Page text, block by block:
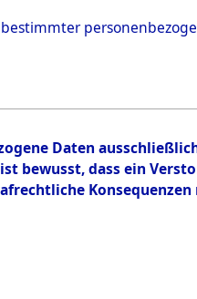
Daten
bewusst, dass ein
Konsequenzen